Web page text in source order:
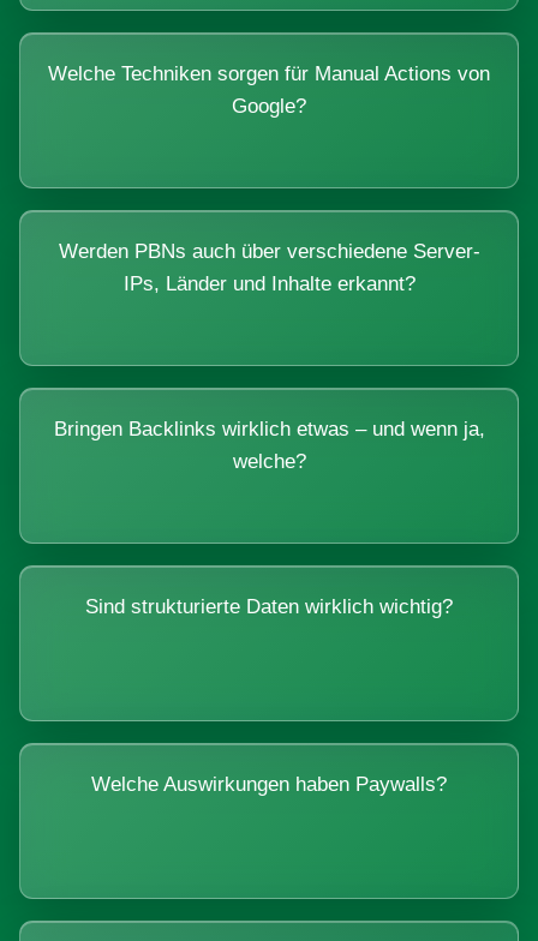
Welche Techniken sorgen für Manual Actions von
Google?
Werden PBNs auch über verschiedene Server-
IPs, Länder und Inhalte erkannt?
Bringen Backlinks wirklich etwas – und wenn ja,
welche?
Sind strukturierte Daten wirklich wichtig?
Welche Auswirkungen haben Paywalls?